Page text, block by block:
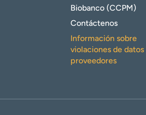
Biobanco (CCPM)
Contáctenos
Información sobre
violaciones de datos
proveedores